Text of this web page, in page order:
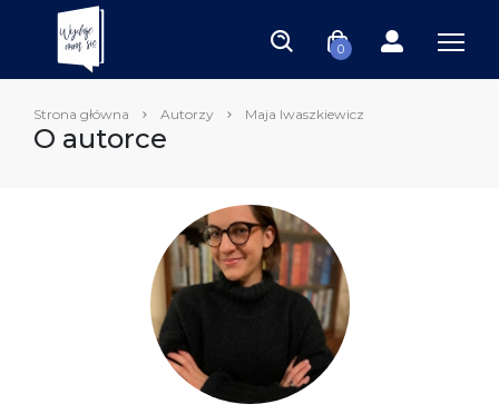
0
Strona główna Autorzy Maja Iwaszkiewicz
O autorce